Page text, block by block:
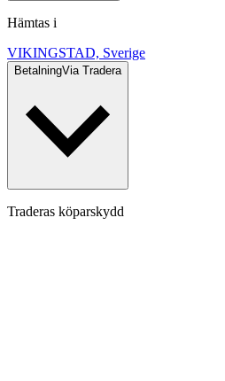
Hämtas i
VIKINGSTAD, Sverige
BetalningVia Tradera
Traderas köparskydd